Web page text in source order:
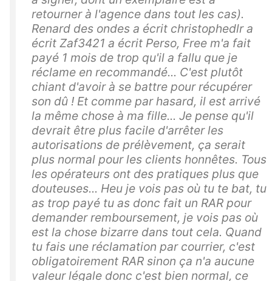
retourner à l'agence dans tout les cas).
Renard des ondes a écrit christophedlr a
écrit Zaf3421 a écrit Perso, Free m'a fait
payé 1 mois de trop qu'il a fallu que je
réclame en recommandé... C'est plutôt
chiant d'avoir à se battre pour récupérer
son dû ! Et comme par hasard, il est arrivé
la même chose à ma fille... Je pense qu'il
devrait être plus facile d'arrêter les
autorisations de prélèvement, ça serait
plus normal pour les clients honnêtes. Tous
les opérateurs ont des pratiques plus que
douteuses... Heu je vois pas où tu te bat, tu
as trop payé tu as donc fait un RAR pour
demander remboursement, je vois pas où
est la chose bizarre dans tout cela. Quand
tu fais une réclamation par courrier, c'est
obligatoirement RAR sinon ça n'a aucune
valeur légale donc c'est bien normal, ce